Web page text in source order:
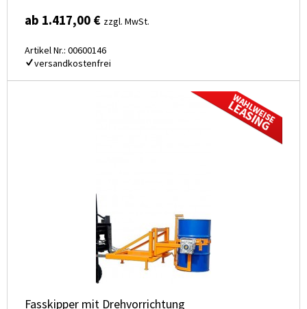
ab 1.417,00 € zzgl. MwSt.
Artikel Nr.: 00600146
versandkostenfrei
Fasskipper mit Drehvorrichtung